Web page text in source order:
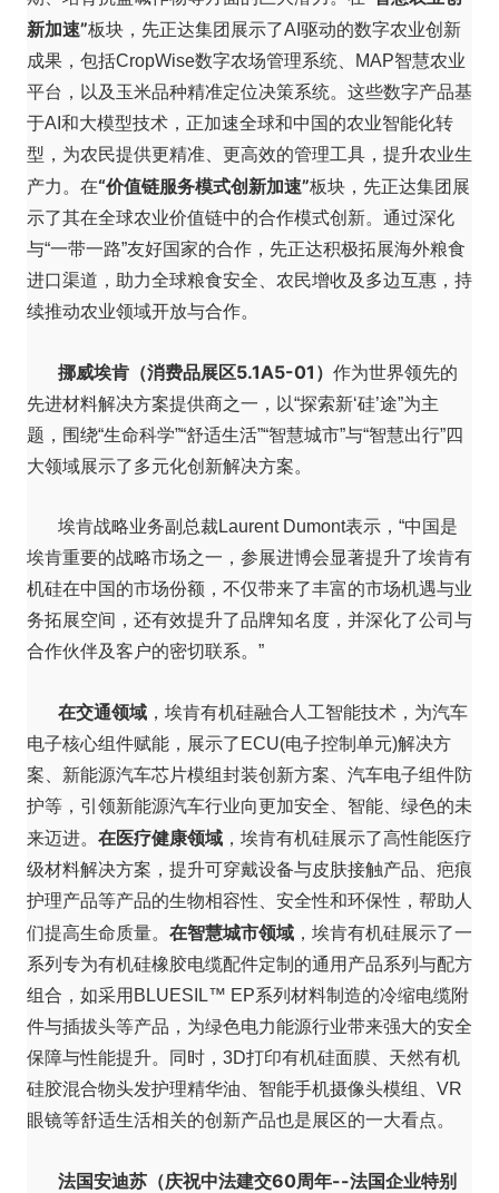
新加速”板块，先正达集团展示了AI驱动的数字农业创新
成果，包括CropWise数字农场管理系统、MAP智慧农业
平台，以及玉米品种精准定位决策系统。这些数字产品基
于AI和大模型技术，正加速全球和中国的农业智能化转
型，为农民提供更精准、更高效的管理工具，提升农业生
产力。在“价值链服务模式创新加速”板块，先正达集团展
示了其在全球农业价值链中的合作模式创新。通过深化
与“一带一路”友好国家的合作，先正达积极拓展海外粮食
进口渠道，助力全球粮食安全、农民增收及多边互惠，持
续推动农业领域开放与合作。
挪威埃肯（消费品展区5.1A5-01） 作为世界领先的
先进材料解决方案提供商之一，以“探索新‘硅’途”为主
题，围绕“生命科学”“舒适生活”“智慧城市”与“智慧出行”四
大领域展示了多元化创新解决方案。
埃肯战略业务副总裁Laurent Dumont表示，“中国是
埃肯重要的战略市场之一，参展进博会显著提升了埃肯有
机硅在中国的市场份额，不仅带来了丰富的市场机遇与业
务拓展空间，还有效提升了品牌知名度，并深化了公司与
合作伙伴及客户的密切联系。”
在交通领域 ，埃肯有机硅融合人工智能技术，为汽车
电子核心组件赋能，展示了ECU(电子控制单元)解决方
案、新能源汽车芯片模组封装创新方案、汽车电子组件防
护等，引领新能源汽车行业向更加安全、智能、绿色的未
来迈进。 在医疗健康领域 ，埃肯有机硅展示了高性能医疗
级材料解决方案，提升可穿戴设备与皮肤接触产品、疤痕
护理产品等产品的生物相容性、安全性和环保性，帮助人
们提高生命质量。 在智慧城市领域 ，埃肯有机硅展示了一
系列专为有机硅橡胶电缆配件定制的通用产品系列与配方
组合，如采用BLUESIL™ EP系列材料制造的冷缩电缆附
件与插拔头等产品，为绿色电力能源行业带来强大的安全
保障与性能提升。同时，3D打印有机硅面膜、天然有机
硅胶混合物头发护理精华油、智能手机摄像头模组、VR
眼镜等舒适生活相关的创新产品也是展区的一大看点。
法国安迪苏（庆祝中法建交60周年--法国企业特别